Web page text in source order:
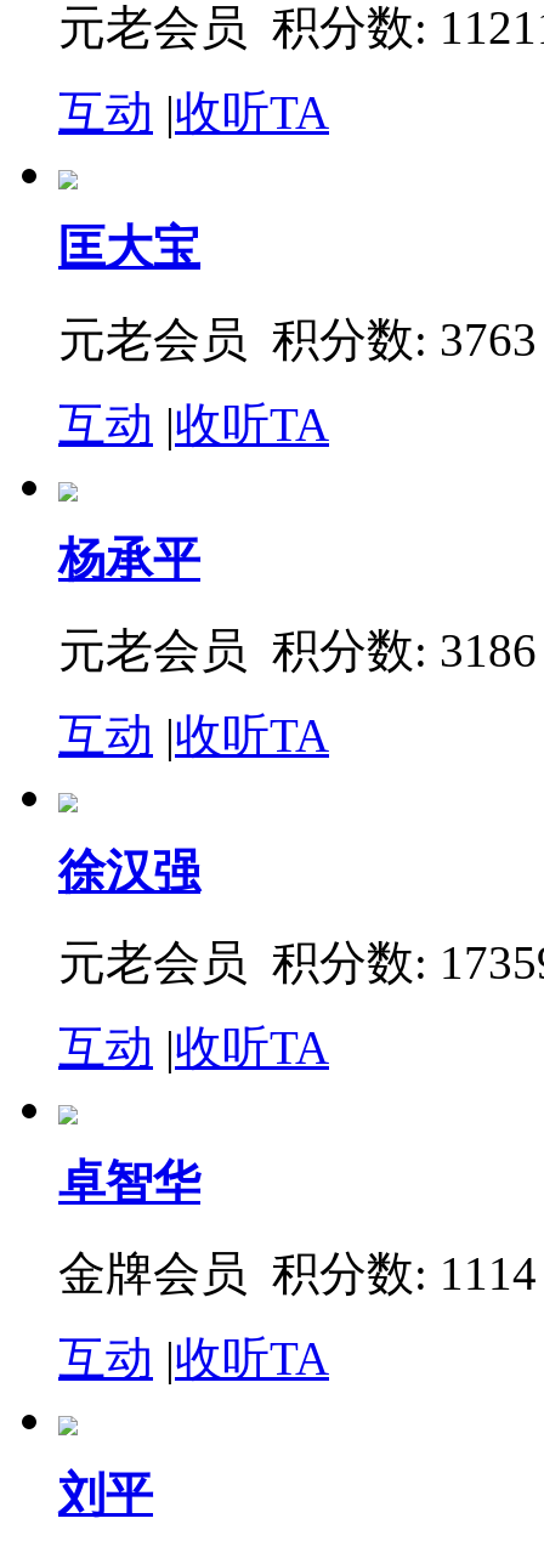
元老会员 积分数:
互动 |收听TA
匡大宝
元老会员 积分数: 3763
互动 |收听TA
杨承平
元老会员 积分数: 3186
互动 |收听TA
徐汉强
元老会员 积分数:
互动 |收听TA
卓智华
金牌会员 积分数: 1114
互动 |收听TA
刘平